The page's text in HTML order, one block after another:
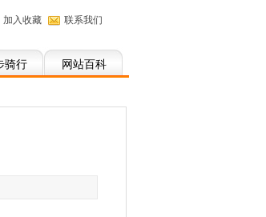
骑行 网站百科
加入收藏 联系我们